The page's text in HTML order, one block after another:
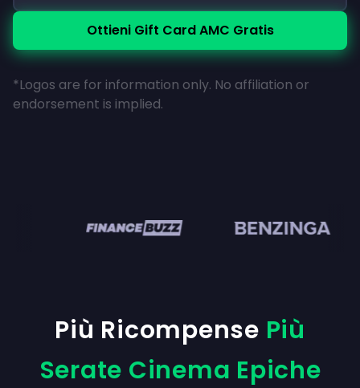
Ottieni Gift Card AMC Gratis
*Logos are for information only. No affiliation or
endorsement is implied.
Più Ricompense Più
Serate Cinema Epiche